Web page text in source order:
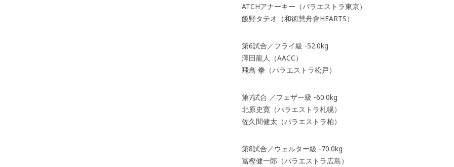
ATCHアナーキー（パラエストラ東京）
飯野タテオ（和術慧舟會HEARTS）
第6試合／フライ級 -52.0kg
澤田龍人（AACC）
飛鳥 拳（パラエストラ松戸）
第7試合 ／フェザー級 -60.0kg
北原史寛（パラエストラ札幌）
佐久間健太（パラエストラ柏）
第8試合／ウェルター級 -70.0kg
冨樫健一郎（パラエストラ広島）